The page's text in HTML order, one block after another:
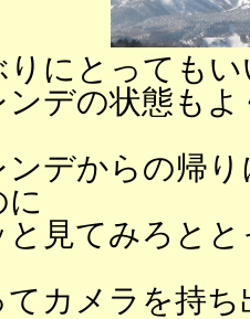
りにとっても
デの状態もよ
デからの帰り
に
見てみろとと
カメラを持ち